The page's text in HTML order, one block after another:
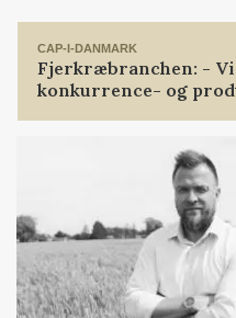
CAP-I-DANMARK
Fjerkræbranchen: -
konkurrence- og